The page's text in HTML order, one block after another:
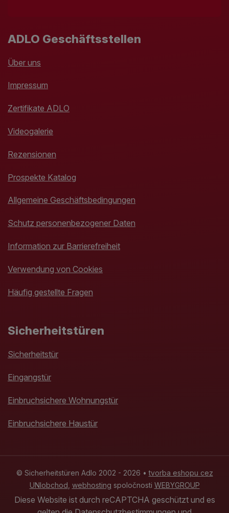
ADLO Geschäftsstellen
Über uns
Impressum
Zertifikate ADLO
Videogalerie
Rezensionen
Prospekte Katalog
Allgemeine Geschäftsbedingungen
Schutz personenbezogener Daten
Information zur Barrierefreiheit
Verwendung von Cookies
Häufig gestellte Fragen
Sicherheitstüren
Sicherheitstür
Eingangstür
Einbruchsichere Wohnungstür
Einbruchsichere Haustür
© Sicherheitstüren Adlo 2002 - 2026 •tvorba eshopu cez
UNIobchod webhosting spoločnosti WEBYGROUP
Diese Website ist durch reCAPTCHA geschützt und es